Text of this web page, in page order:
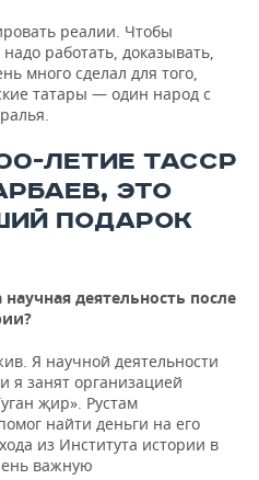
реалии. Чтобы
работать, доказывать,
много сделал для того,
татары — один народ с
ЛЕТИЕ ТАССР
ЭТО
ПОДАРОК
деятельность после
Я научной деятельности
я занят организацией
җир». Рустам
найти деньги на его
из Института истории в
важную